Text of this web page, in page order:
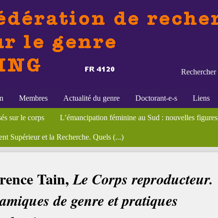
Rechercher
: nouvelles approches ( Afrique au (...)
Supérieur et la Recherche. Quels (...)
Memmi, La seconde vie des bébés morts
Membres
supérieur et de la (...) Manon Tremblay, David
Actualité du genre
Appels à contributions Publications
Doctorant-e-s
Formations
Liens
familiales et politiques (...) Carmen Domingo, Histoire
sur le corps L’émancipation féminine au Sud : nouvelles
Le Corps reproducteur. Dynamiques de genre et pratiques (...)
Tain,Le Corps reproducteur.
de genre et pratiques